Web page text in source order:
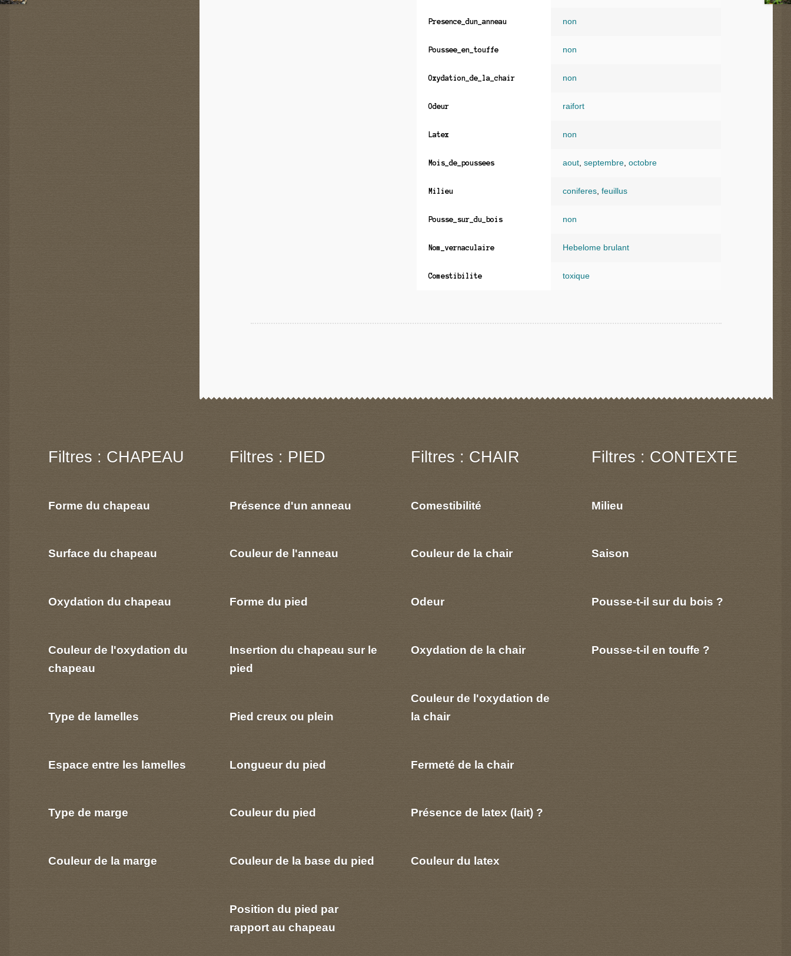
Presence_dun_anneau non
Poussee_en_touffe non
Oxydation_de_la_chair non
Odeur raifort
Latex non
Mois_de_poussees aout, septembre, octobre
Milieu coniferes, feuillus
Pousse_sur_du_bois non
Nom_vernaculaire Hebelome brulant
Comestibilite toxique
Filtres : CHAPEAU
Forme du chapeau
Surface du chapeau
Oxydation du chapeau
Couleur de l'oxydation du
chapeau
Type de lamelles
Espace entre les lamelles
Type de marge
Couleur de la marge
Filtres : PIED
Présence d'un anneau
Couleur de l'anneau
Forme du pied
Insertion du chapeau sur le
pied
Pied creux ou plein
Longueur du pied
Couleur du pied
Couleur de la base du pied
Position du pied par
rapport au chapeau
Filtres : CHAIR
Comestibilité
Couleur de la chair
Odeur
Oxydation de la chair
Couleur de l'oxydation de
la chair
Fermeté de la chair
Présence de latex (lait) ?
Couleur du latex
Filtres : CONTEXTE
Milieu
Saison
Pousse-t-il sur du bois ?
Pousse-t-il en touffe ?